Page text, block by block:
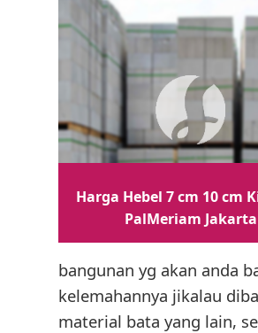
Harga Hebel 7 cm 10 cm
PalMeriam Jakarta
bangunan yg akan anda
kelemahannya jikalau
material bata yang lain,